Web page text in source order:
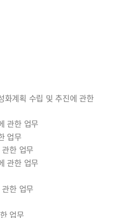
화계획 수립 및 추진에 관한
관한 업무
업무
한 업무
관한 업무
한 업무
업무